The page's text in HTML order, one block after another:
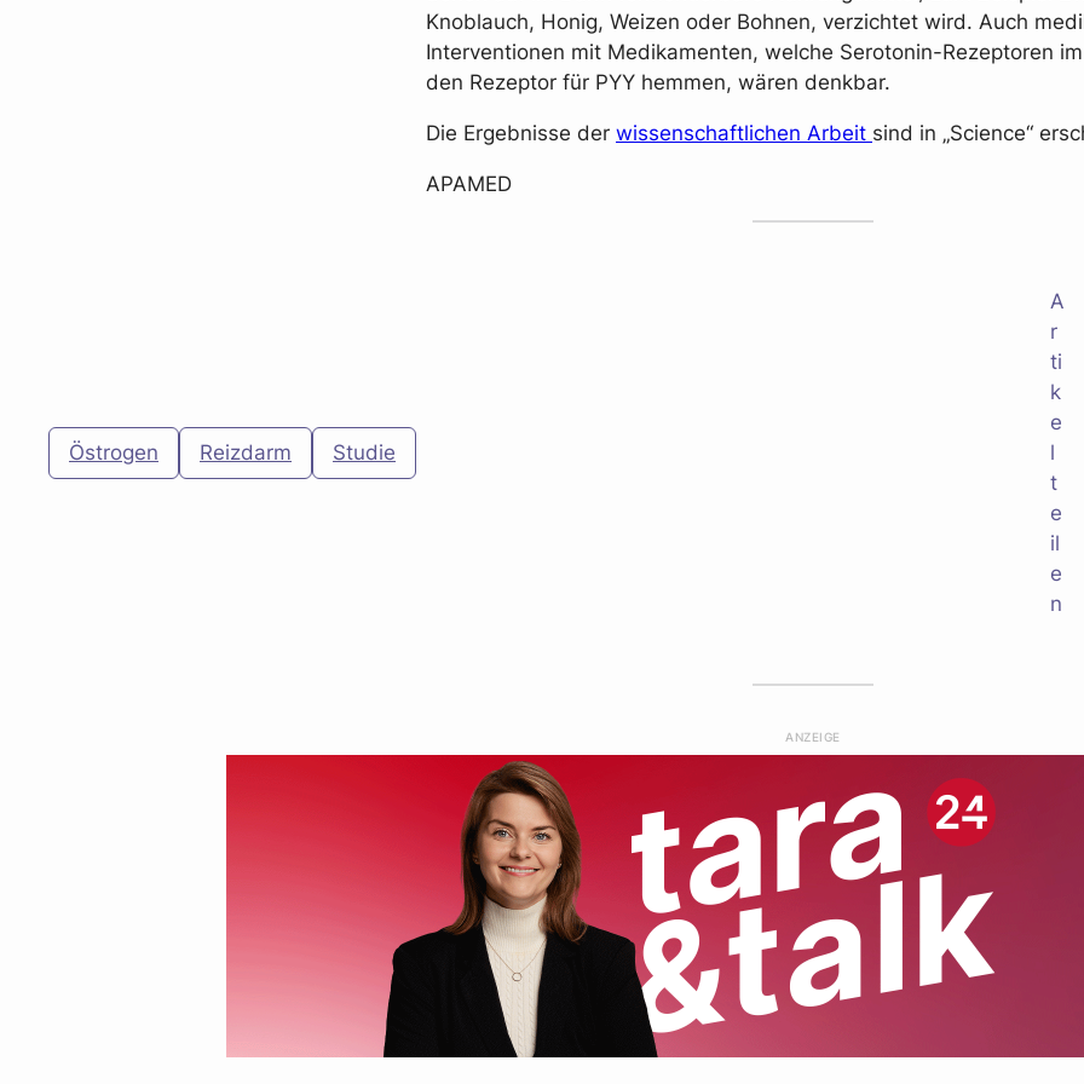
Knoblauch, Honig, Weizen oder Bohnen, verzichtet wird. Auch
Interventionen mit Medikamenten, welche Serotonin-Rezeptoren
den Rezeptor für PYY hemmen, wären denkbar.
Die Ergebnisse der wissenschaftlichen Arbeit sind in „Science“
APAMED
Östrogen Reizdarm Studie
ANZEIGE